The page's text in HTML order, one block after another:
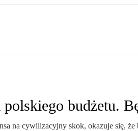
budżetu.
na cywilizacyjny skok, okazuje się,